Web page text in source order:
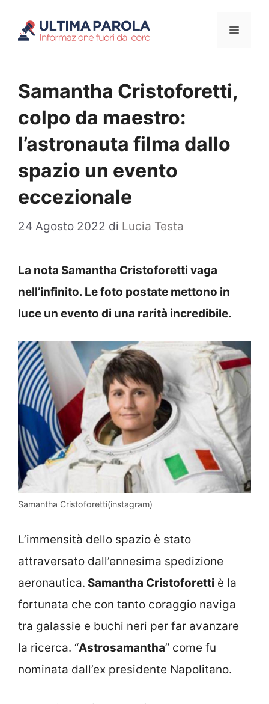
Menu
Samantha Cristoforetti,
colpo da maestro:
l’astronauta filma dallo
spazio un evento
eccezionale
24 Agosto 2022 di Lucia Testa
La nota Samantha Cristoforetti vaga
nell’infinito. Le foto postate mettono in
luce un evento di una rarità incredibile.
Samantha Cristoforetti(instagram)
L’immensità dello spazio è stato
attraversato dall’ennesima spedizione
aeronautica. Samantha Cristoforetti è la
fortunata che con tanto coraggio naviga
tra galassie e buchi neri per far avanzare
la ricerca. “Astrosamantha” come fu
nominata dall’ex presidente Napolitano.